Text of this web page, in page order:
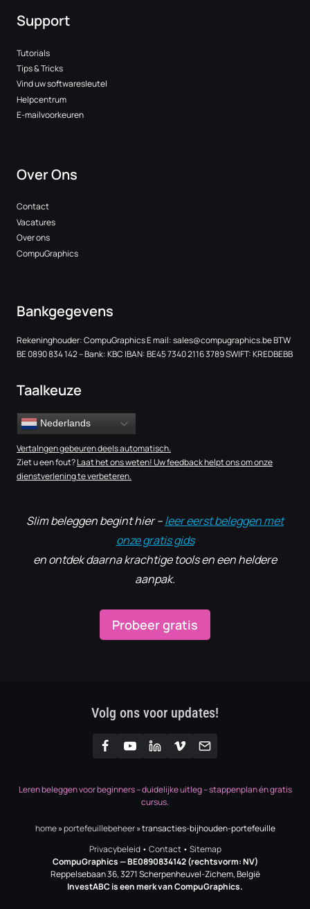
Support
Tutorials
Tips & Tricks
Vind uw softwaresleutel
Helpcentrum
E-mailvoorkeuren
Over Ons
Contact
Vacatures
Over ons
CompuGraphics
Bankgegevens
Rekeninghouder: CompuGraphics E mail:sales@compugraphics.beBTW
BE 0890 834 142 – Bank: KBC IBAN: BE45 7340 2116 3789 SWIFT: KREDBEBB
Taalkeuze
Nederlands
Vertalngen gebeuren deels automatisch.
Ziet u een fout?Laat het ons weten! Uw feedback helpt ons om onze
dienstverlening te verbeteren.
Slim beleggen begint hier –leer eerst beleggen met
onze gratis gids
en ontdek daarna krachtige tools en een heldere
aanpak.
Probeer gratis
Volg ons voor updates!
Leren beleggen voor beginners – duidelijke uitleg – stappenplan én gratis
cursus.
home»portefeuillebeheer»transacties-bijhouden-portefeuille
Privacybeleid • Contact• Sitemap
CompuGraphics— BE0890834142 (rechtsvorm: NV)
Reppelsebaan 36, 3271 Scherpenheuvel-Zichem, België
InvestABC is een merk van CompuGraphics.